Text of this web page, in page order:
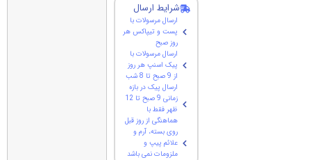
شرایط ارسال
ارسال مرسولات با
پست و تیپاکس هر
روز صبح
ارسال مرسولات با
پیک اسنپ هر روز
از 9 صبح تا 8 شب
ارسال پیک در بازه
زمانی 9 صبح تا 12
ظهر فقط با
هماهنگی از روز قبل
روی بسته، آرم و
علائم پیپ و
ملزومات نمی باشد